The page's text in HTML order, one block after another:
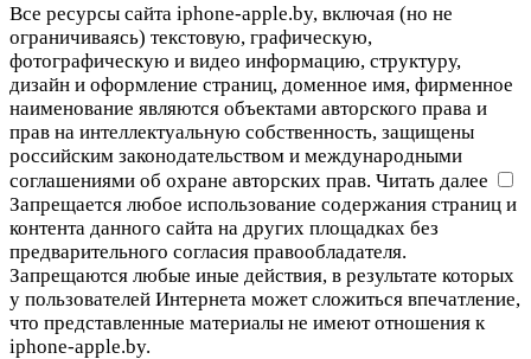
Все ресурсы сайта iphone-apple.by, включая (но не
ограничиваясь) текстовую, графическую,
фотографическую и видео информацию, структуру,
дизайн и оформление страниц, доменное имя, фирменное
наименование являются объектами авторского права и
прав на интеллектуальную собственность, защищены
российским законодательством и международными
соглашениями об охране авторских прав. Читать далее
Запрещается любое использование содержания страниц и
контента данного сайта на других площадках без
предварительного согласия правообладателя.
Запрещаются любые иные действия, в результате которых
у пользователей Интернета может сложиться впечатление,
что представленные материалы не имеют отношения к
iphone-apple.by.